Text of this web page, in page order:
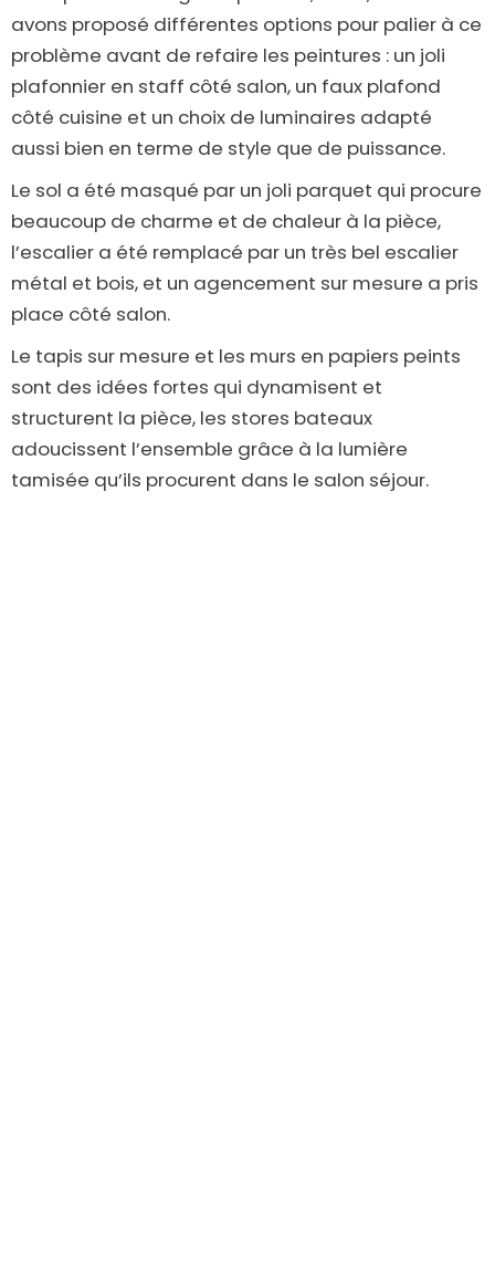
avons proposé différentes options pour palier à ce
problème avant de refaire les peintures : un joli
plafonnier en staff côté salon, un faux plafond
côté cuisine et un choix de luminaires adapté
aussi bien en terme de style que de puissance.
Le sol a été masqué par un joli parquet qui procure
beaucoup de charme et de chaleur à la pièce,
l’escalier a été remplacé par un très bel escalier
métal et bois, et un agencement sur mesure a pris
place côté salon.
Le tapis sur mesure et les murs en papiers peints
sont des idées fortes qui dynamisent et
structurent la pièce, les stores bateaux
adoucissent l’ensemble grâce à la lumière
tamisée qu’ils procurent dans le salon séjour.